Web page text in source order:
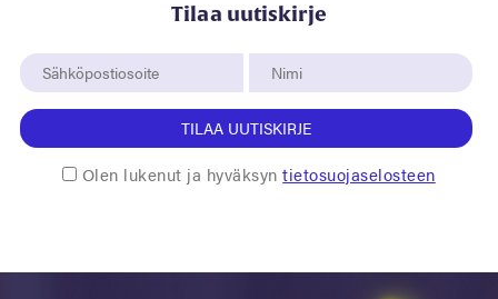
Tilaa uutiskirje
TILAA UUTISKIRJE
Olen lukenut ja hyväksyntietosuojaselosteen